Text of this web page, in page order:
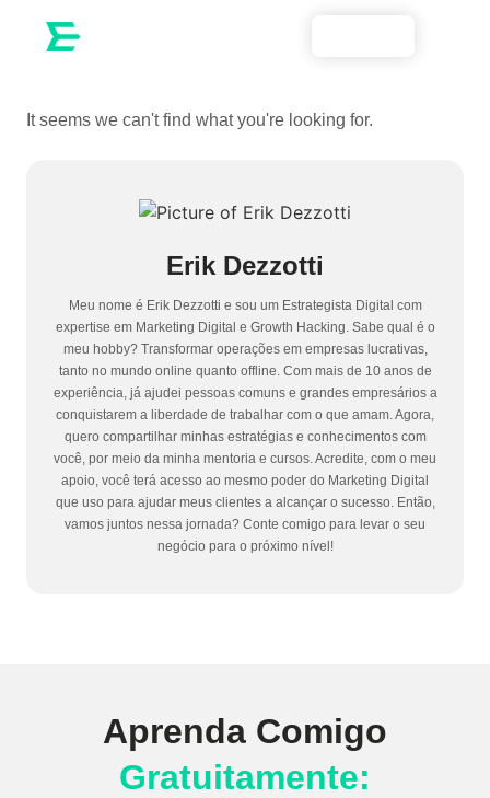
It seems we can't find what you're looking for.
Erik Dezzotti
Meu nome é Erik Dezzotti e sou um Estrategista Digital com
expertise em Marketing Digital e Growth Hacking. Sabe qual é o
meu hobby? Transformar operações em empresas lucrativas,
tanto no mundo online quanto offline. Com mais de 10 anos de
experiência, já ajudei pessoas comuns e grandes empresários a
conquistarem a liberdade de trabalhar com o que amam. Agora,
quero compartilhar minhas estratégias e conhecimentos com
você, por meio da minha mentoria e cursos. Acredite, com o meu
apoio, você terá acesso ao mesmo poder do Marketing Digital
que uso para ajudar meus clientes a alcançar o sucesso. Então,
vamos juntos nessa jornada? Conte comigo para levar o seu
negócio para o próximo nível!
Aprenda Comigo
Gratuitamente: